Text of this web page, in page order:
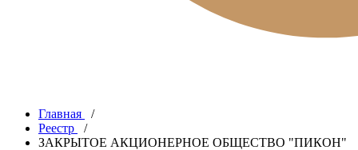
Главная
/
Реестр
/
ЗАКРЫТОЕ АКЦИОНЕРНОЕ ОБЩЕСТВО "ПИКОН"